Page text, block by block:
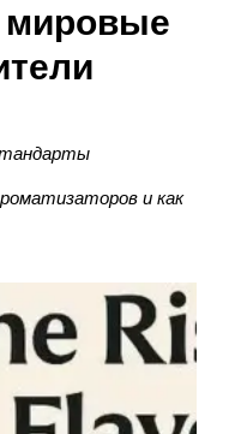
мировые
и как